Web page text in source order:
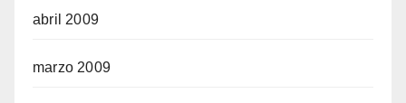
abril 2009
marzo 2009